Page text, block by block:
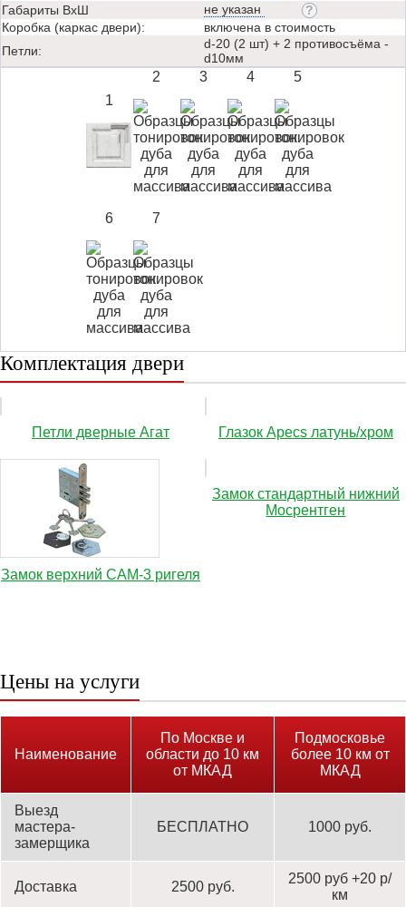
Габариты ВхШ
не указан
Коробка (каркас двери):
включена в стоимость
Петли:
d-20 (2 шт) + 2 противосъёма -
d10мм
1
2 3 4 5
6 7
Комплектация двери
Петли дверные Агат Глазок Apecs латунь/хром
Замок верхний САМ-3 ригеля
Замок стандартный нижний
Мосрентген
Цены на услуги
Наименование
По Москве и
области до 10 км
от МКАД
Подмосковье
более 10 км от
МКАД
Выезд
мастера-
замерщика
БЕСПЛАТНО 1000 руб.
Доставка 2500 руб.
2500 руб +20 р/
км